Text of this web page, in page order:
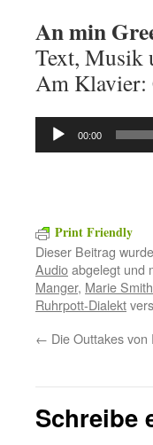
An min
Text, Musik
Am
Audio-
00:00
Print Friendly
Dieser Beitrag
Audioabgelegt und
Manger, Marie
Ruhrpott-Dialekt
← Die Outtakes von
Schreibe